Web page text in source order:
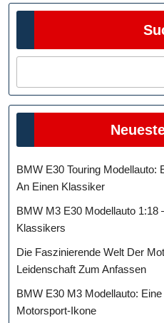
BMW E30 Touring Modellauto:
An Einen Klassiker
BMW M3 E30 Modellauto 1:18
Klassikers
Die Faszinierende Welt Der
Leidenschaft Zum Anfassen
BMW E30 M3 Modellauto:
Motorsport-Ikone